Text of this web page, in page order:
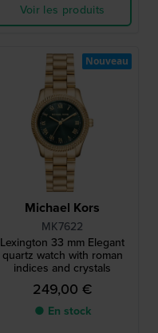
Voir les produits
Michael Kors
MK7622
Lexington 33 mm Elegant
quartz watch with roman
indices and crystals
249,00 €
● En stock
Nouveau